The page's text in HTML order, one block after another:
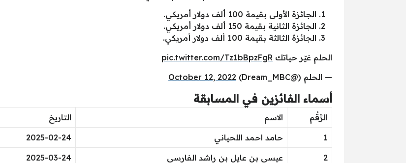
الجائزة الأولى بقيمة 100 ألف دولار أمريكي.
الجائزة الثانية بقيمة 150 ألف دولار أمريكي.
الجائزة الثالثة بقيمة 100 ألف دولار أمريكي.
الحلم غيّر حياتك pic.twitter.com/Tz1bBpzFgR
— الحلم (@Dream_MBC)
October 12, 2022
أسماء الفائزين في المسابقة
الرَّقْم الاسم التاريخ
1 حامد احمد اللحياني 2025-02-24
2 عيسى بن عايل بن راشد الفارسي 2025-03-24